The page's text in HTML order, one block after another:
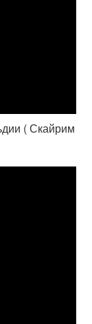
( Скайрим